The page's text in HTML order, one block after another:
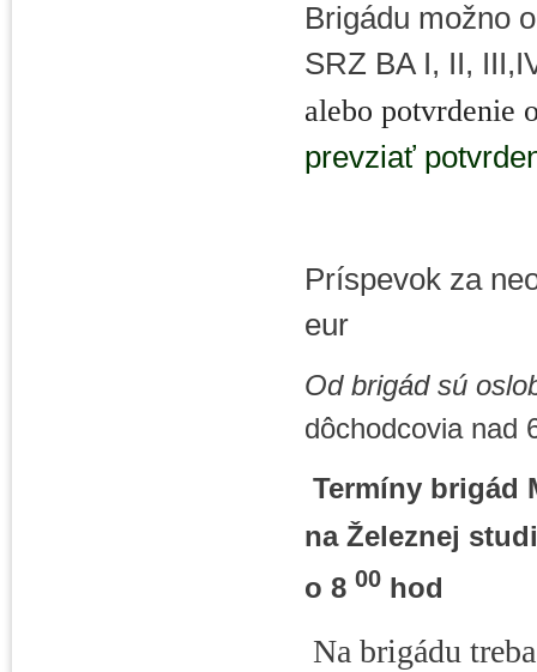
Brigádu možno
SRZ BA I, II,
alebo potvrdenie
prevziať
Príspevok za
eur
Od brigád sú
dôchodcovia nad
Termíny brigád
na Železnej
o 8 00 hod
Na brigádu